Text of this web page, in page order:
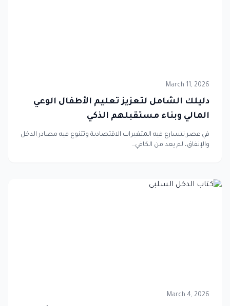
March 11, 2026
دليلك الشامل لتعزيز تعليم الأطفال الوعي
المالي وبناء مستقبلهم الذكي
في عصر تتسارع فيه المتغيرات الاقتصادية وتتنوع فيه مصادر الدخل
والإنفاق، لم يعد من الكافي…
March 4, 2026